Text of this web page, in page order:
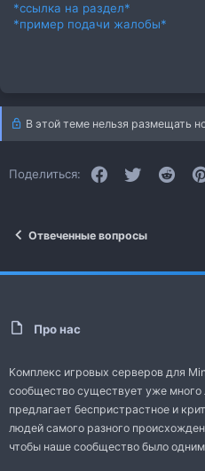
*ссылка на раздел*
*пример подачи жалобы*
В этой теме нельзя размещать
Поделиться: FacebookTwitter
Отвеченные вопросы
Про нас
Комплекс игровых серверов для
сообщество существует уже много
предлагает беспристрастное и
людей самого разного
чтобы наше сообщество было